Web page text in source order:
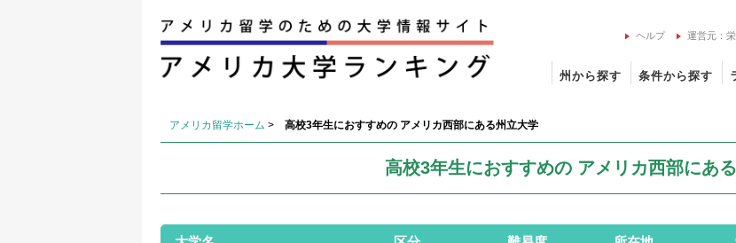
ヘルプ 運営元：
州から探す 条件から探す
アメリカ留学ホーム > 高校3年生におすすめの アメリカ西部にある州立大学
高校3年生におすすめの アメリカ西部にあ